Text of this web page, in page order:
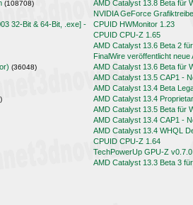
(108708)
32-Bit & 64-Bit, .exe] -
(36048)
AMD Catalyst 13.8 Beta für
NVIDIA GeForce
CPUID HWMonitor 1.23
CPUID CPU-Z 1.65
AMD Catalyst 13.6 Beta 2
FinalWire veröffentlicht neue
AMD Catalyst 13.6 Beta für
AMD Catalyst 13.5 CAP1 -
AMD Catalyst 13.4 Beta
AMD Catalyst 13.4
AMD Catalyst 13.5 Beta für
AMD Catalyst 13.4 CAP1 -
AMD Catalyst 13.4 WHQL
CPUID CPU-Z 1.64
TechPowerUp GPU-Z v0.7.0
AMD Catalyst 13.3 Beta 3